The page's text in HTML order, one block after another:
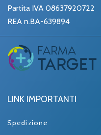
Partita IVA 08637920722
REA n.BA-639894
LINK IMPORTANTI
Spedizione